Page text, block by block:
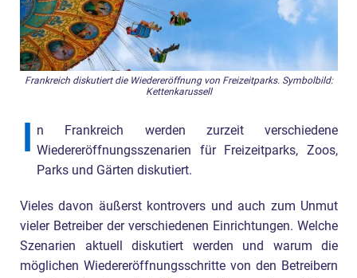
Frankreich diskutiert die Wiedereröffnung von Freizeitparks. Symbolbild:
Kettenkarussell
I n Frankreich werden zurzeit verschiedene
Wiedereröffnungsszenarien für Freizeitparks, Zoos,
Parks und Gärten diskutiert.
Vieles davon äußerst kontrovers und auch zum Unmut
vieler Betreiber der verschiedenen Einrichtungen. Welche
Szenarien aktuell diskutiert werden und warum die
möglichen Wiedereröffnungsschritte von den Betreibern